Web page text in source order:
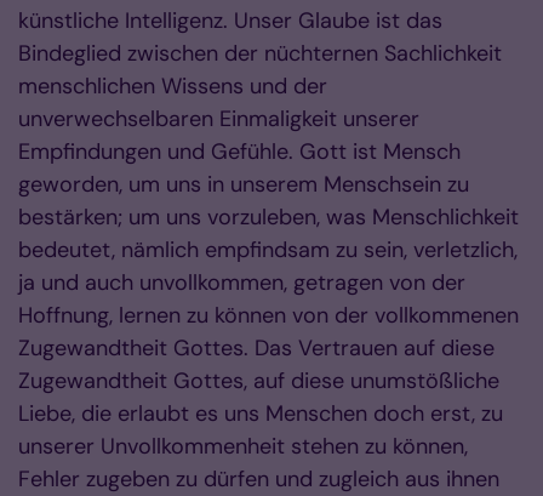
künstliche Intelligenz. Unser Glaube ist das
Bindeglied zwischen der nüchternen Sachlichkeit
menschlichen Wissens und der
unverwechselbaren Einmaligkeit unserer
Empfindungen und Gefühle. Gott ist Mensch
geworden, um uns in unserem Menschsein zu
bestärken; um uns vorzuleben, was Menschlichkeit
bedeutet, nämlich empfindsam zu sein, verletzlich,
ja und auch unvollkommen, getragen von der
Hoffnung, lernen zu können von der vollkommenen
Zugewandtheit Gottes. Das Vertrauen auf diese
Zugewandtheit Gottes, auf diese unumstößliche
Liebe, die erlaubt es uns Menschen doch erst, zu
unserer Unvollkommenheit stehen zu können,
Fehler zugeben zu dürfen und zugleich aus ihnen